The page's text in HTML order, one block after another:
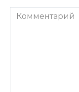
Комментарий